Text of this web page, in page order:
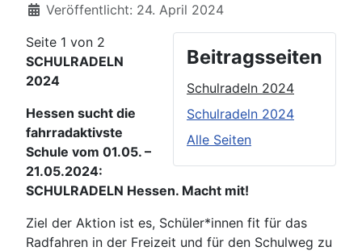
Veröffentlicht: 24. April 2024
Beitragsseiten
Schulradeln 2024
Schulradeln 2024
Alle Seiten
Seite 1 von 2
SCHULRADELN
2024
Hessen sucht die
fahrradaktivste
Schule vom 01.05. –
21.05.2024:
SCHULRADELN Hessen. Macht mit!
Ziel der Aktion ist es, Schüler*innen fit für das
Radfahren in der Freizeit und für den Schulweg zu